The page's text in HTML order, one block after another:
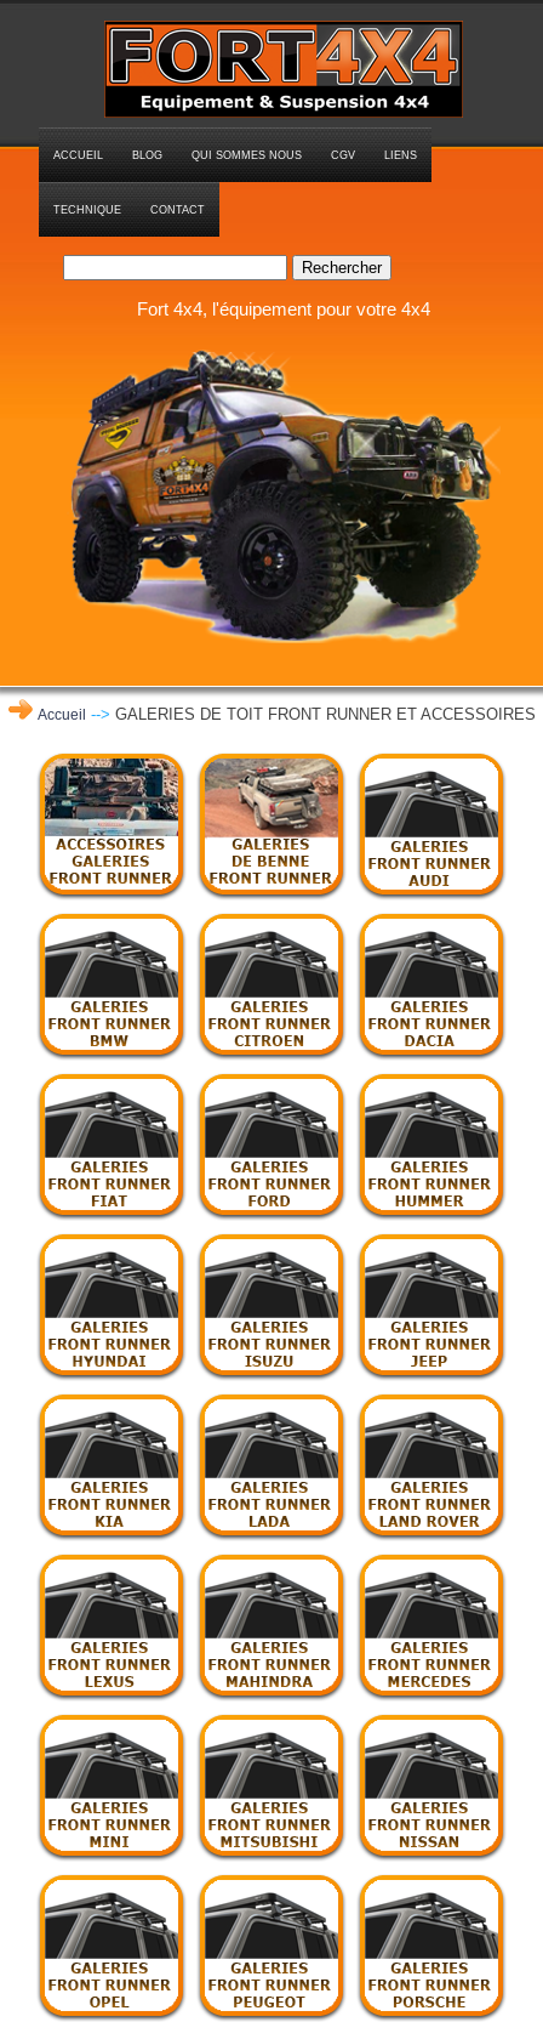
ACCUEIL BLOG QUI SOMMES NOUS CGV LIENS
TECHNIQUE CONTACT
Rechercher
Fort 4x4, l'équipement pour votre 4x4
Accueil --> GALERIES DE TOIT FRONT RUNNER ET ACCESSOIRES